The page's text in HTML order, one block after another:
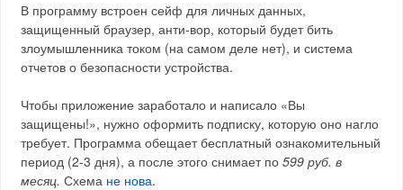
В программу встроен сейф для личных данных,
защищенный браузер, анти-вор, который будет бить
злоумышленника током (на самом деле нет), и система
отчетов о безопасности устройства.
Чтобы приложение заработало и написало «Вы
защищены!», нужно оформить подписку, которую оно нагло
требует. Программа обещает бесплатный ознакомительный
период (2-3 дня), а после этого снимает по599 руб. в
месяц. Схема не нова.